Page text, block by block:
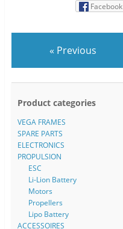
Facebook
« Previous
Product categories
VEGA FRAMES
SPARE PARTS
ELECTRONICS
PROPULSION
ESC
Li-Lion Battery
Motors
Propellers
Lipo Battery
ACCESSOIRES